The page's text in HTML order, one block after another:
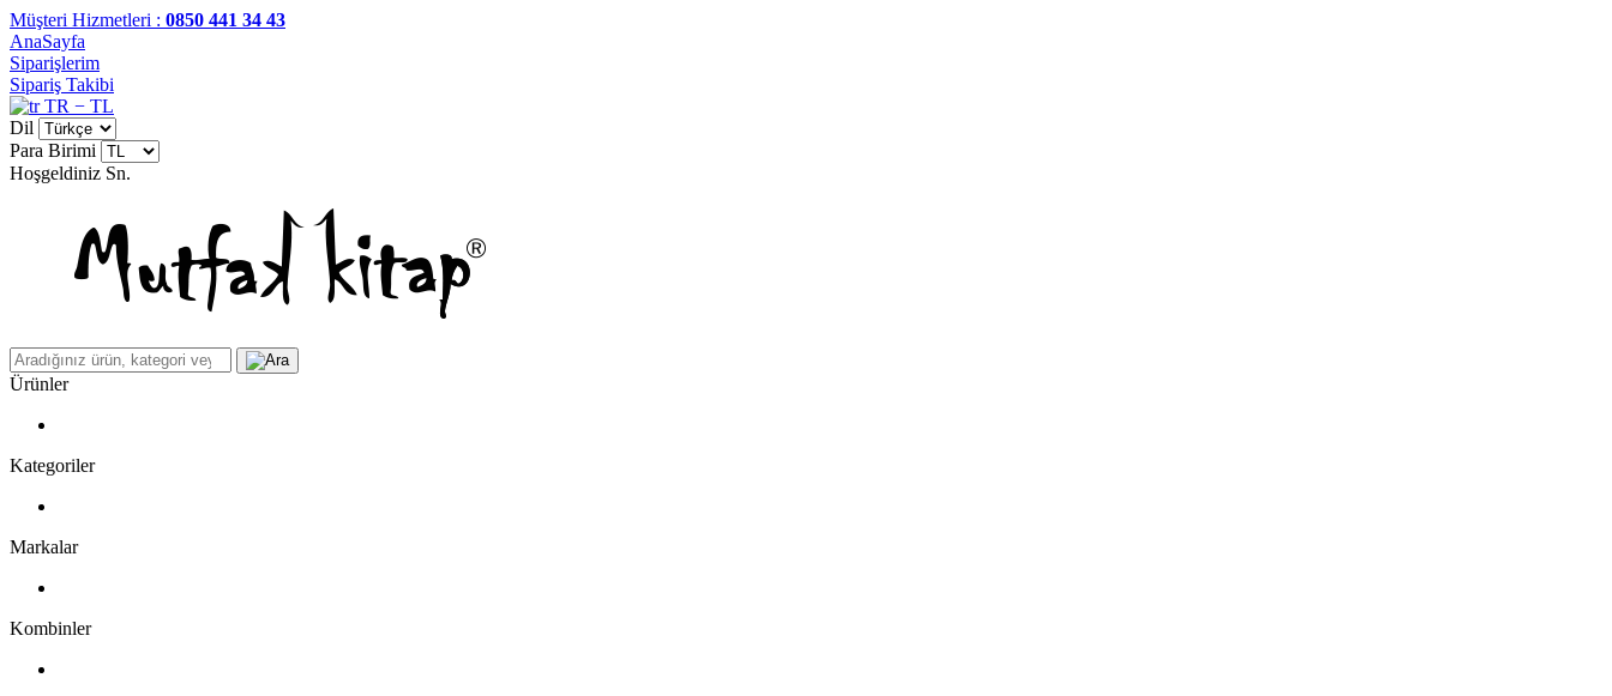
Müşteri Hizmetleri : 0850 441 34 43
AnaSayfa
Siparişlerim
Sipariş Takibi
TR − TL
Dil
Para Birimi
Hoşgeldiniz Sn.
Ürünler
Kategoriler
Markalar
Kombinler